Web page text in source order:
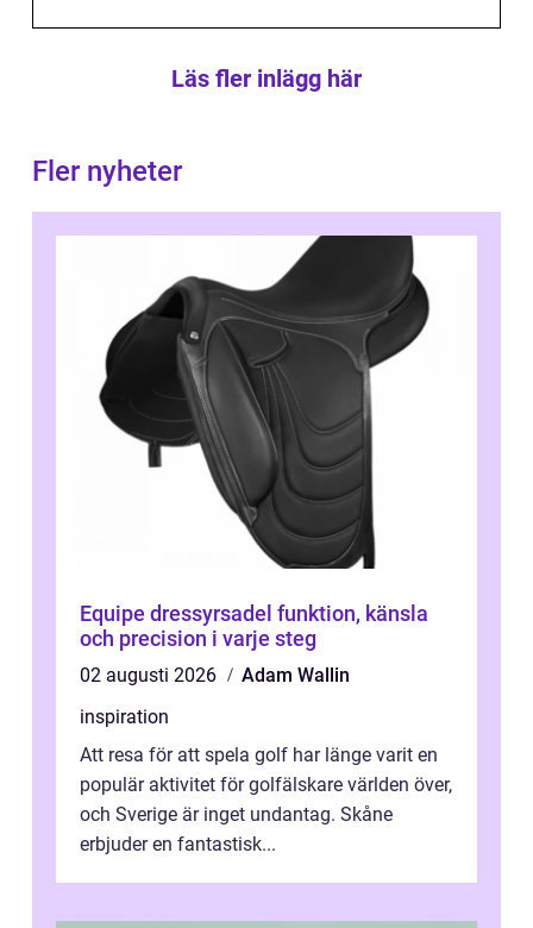
Läs fler inlägg här
Fler nyheter
Equipe dressyrsadel funktion, känsla
och precision i varje steg
02 augusti 2026
Adam Wallin
inspiration
Att resa för att spela golf har länge varit en
populär aktivitet för golfälskare världen över,
och Sverige är inget undantag. Skåne
erbjuder en fantastisk...